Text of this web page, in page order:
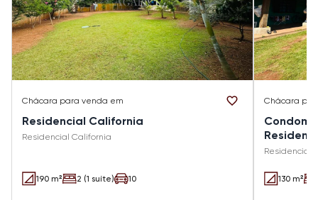
Chácara para venda em
Residencial California
Residencial California
190 m² 2 (1 suíte) 10
Chácara
Residencial
130 m²